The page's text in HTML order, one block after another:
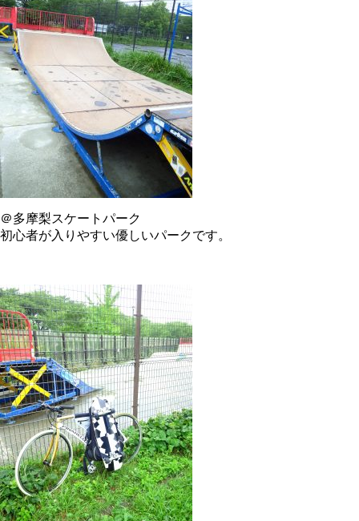
＠多摩梨スケートパーク
初心者が入りやすい優しいパークです。